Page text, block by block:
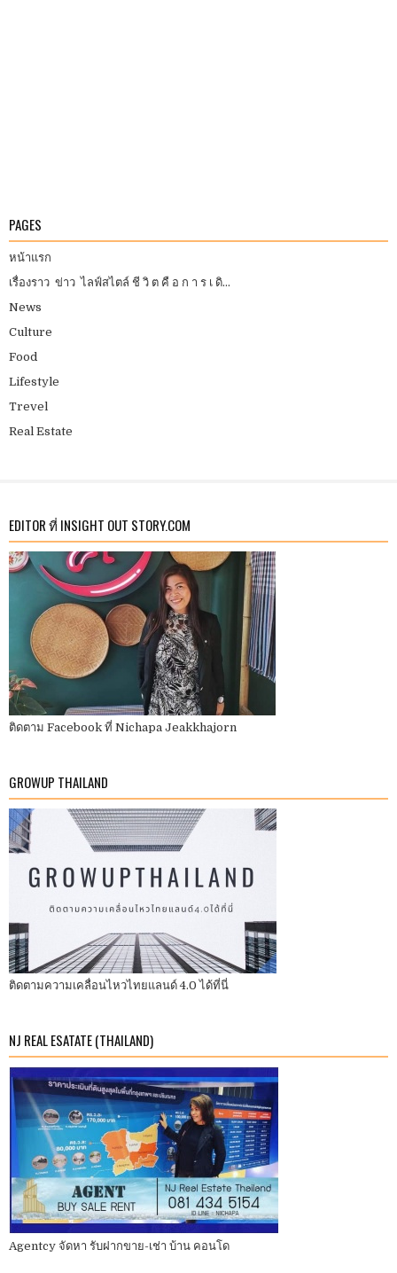
PAGES
หน้าแรก
เรื่องราว ข่าว ไลฟ์สไตล์ ชี วิ ต คื อ ก า ร เ ดิ...
News
Culture
Food
Lifestyle
Trevel
Real Estate
EDITOR ที่ INSIGHT OUT STORY.COM
ติดตาม Facebook ที่ Nichapa Jeakkhajorn
GROWUP THAILAND
ติดตามความเคลื่อนไหวไทยแลนด์ 4.0 ได้ที่นี่
NJ REAL ESATATE (THAILAND)
Agentcy จัดหา รับฝากขาย-เช่า บ้าน คอนโด